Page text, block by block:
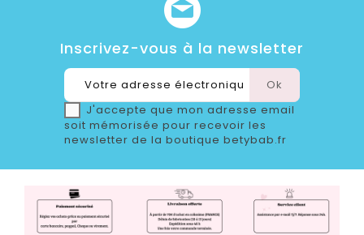
Inscrivez-vous à la newsletter
J'accepte que mon adresse email
soit mémorisée pour recevoir les
newsletter de la boutique betybab.fr